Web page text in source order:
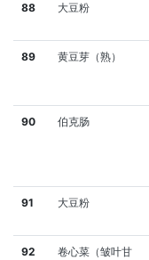
88 大豆粉
89 黄豆芽（熟）
90 伯克肠
91 大豆粉
92
卷心菜（皱叶甘